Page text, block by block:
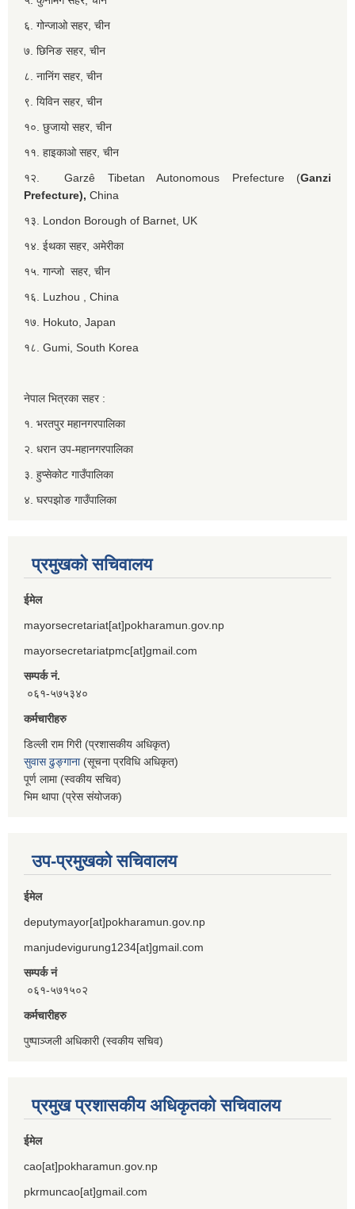
६. गोन्जाओ सहर, चीन
७. छिनिङ सहर, चीन
८. नानिंग सहर, चीन
९. यिविन सहर, चीन
१०. छुजायो सहर, चीन
११. हाइकाओ सहर, चीन
१२. Garzê Tibetan Autonomous Prefecture (Ganzi
Prefecture), China
१३. London Borough of Barnet, UK
१४. ईथका सहर, अमेरीका
१५. गान्जो सहर, चीन
१६. Luzhou , China
१७. Hokuto, Japan
१८. Gumi, South Korea
नेपाल भित्रका सहर :
१. भरतपुर महानगरपालिका
२. धरान उप-महानगरपालिका
३. हुप्सेकोट गाउँपालिका
४. घरपझोङ गाउँपालिका
प्रमुखको सचिवालय
ईमेल
mayorsecretariat[at]pokharamun.gov.np
mayorsecretariatpmc[at]gmail.com
सम्पर्क नं.
०६१-५७५३४०
कर्मचारीहरु
डिल्ली राम गिरी (प्रशासकीय अधिकृत)
सुवास ढुङ्गाना(सूचना प्रविधि अधिकृत)
पूर्ण लामा (स्वकीय सचिव)
भिम थापा (प्रेस संयोजक)
उप-प्रमुखको सचिवालय
ईमेल
deputymayor[at]pokharamun.gov.np
manjudevigurung1234[at]gmail.com
सम्पर्क नं
०६१-५७१५०२
कर्मचारीहरु
पुष्पाञ्जली अधिकारी (स्वकीय सचिव)
प्रमुख प्रशासकीय अधिकृतको सचिवालय
ईमेल
cao[at]pokharamun.gov.np
pkrmuncao[at]gmail.com